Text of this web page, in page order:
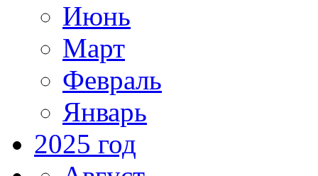
Июнь
Март
Февраль
Январь
2025 год